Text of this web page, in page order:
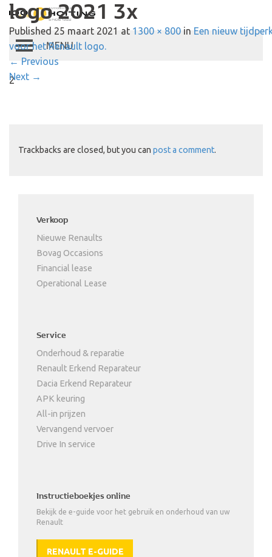
Autobedrijf Hoiting
Toggle
navigation
logo 2021 3x
Published 25 maart 2021 at 1300 × 800 in Een nieuw
voor het Renault logo.
← Previous
Next →
2
Trackbacks are closed, but you can post a comment.
Verkoop
Nieuwe Renaults
Bovag Occasions
Financial lease
Operational Lease
Service
Onderhoud & reparatie
Renault Erkend Reparateur
Dacia Erkend Reparateur
APK keuring
All-in prijzen
Vervangend vervoer
Drive In service
Instructieboekjes online
Bekijk de e-guide voor het gebruik en onderhoud van uw
Renault
RENAULT E-GUIDE